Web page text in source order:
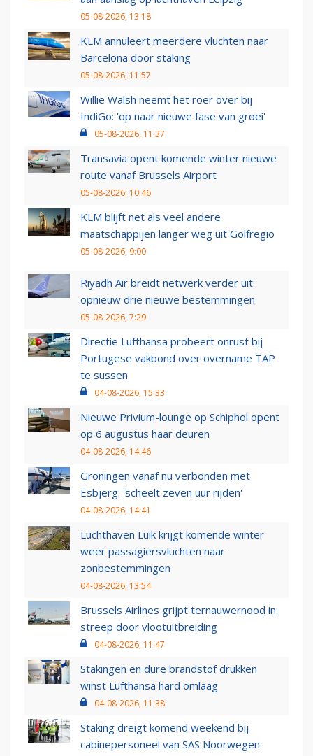
05-08-2026, 13:18
KLM annuleert meerdere vluchten naar
Barcelona door staking
05-08-2026, 11:57
Willie Walsh neemt het roer over bij
IndiGo: 'op naar nieuwe fase van groei'
05-08-2026, 11:37
Transavia opent komende winter nieuwe
route vanaf Brussels Airport
05-08-2026, 10:46
KLM blijft net als veel andere
maatschappijen langer weg uit Golfregio
05-08-2026, 9:00
Riyadh Air breidt netwerk verder uit:
opnieuw drie nieuwe bestemmingen
05-08-2026, 7:29
Directie Lufthansa probeert onrust bij
Portugese vakbond over overname TAP
te sussen
04-08-2026, 15:33
Nieuwe Privium-lounge op Schiphol opent
op 6 augustus haar deuren
04-08-2026, 14:46
Groningen vanaf nu verbonden met
Esbjerg: 'scheelt zeven uur rijden'
04-08-2026, 14:41
Luchthaven Luik krijgt komende winter
weer passagiersvluchten naar
zonbestemmingen
04-08-2026, 13:54
Brussels Airlines grijpt ternauwernood in:
streep door vlootuitbreiding
04-08-2026, 11:47
Stakingen en dure brandstof drukken
winst Lufthansa hard omlaag
04-08-2026, 11:38
Staking dreigt komend weekend bij
cabinepersoneel van SAS Noorwegen